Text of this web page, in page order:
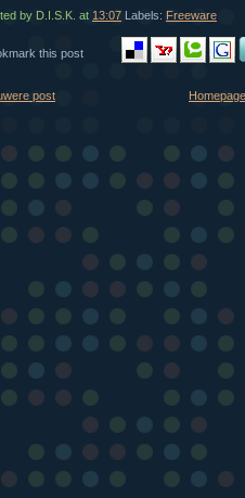
by D.I.S.K. at 13:07 Labels: Freeware
this post
post Homepage